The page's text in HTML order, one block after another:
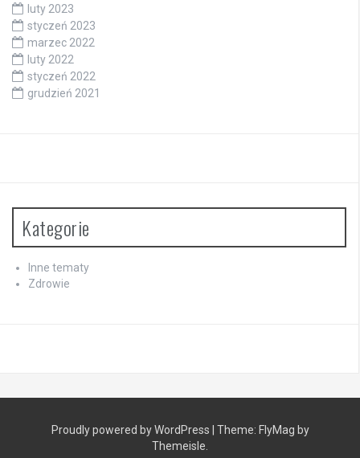
luty 2023
styczeń 2023
marzec 2022
luty 2022
styczeń 2022
grudzień 2021
Kategorie
Inne tematy
Zdrowie
Proudly powered by WordPress Theme: FlyMag by
Themeisle.